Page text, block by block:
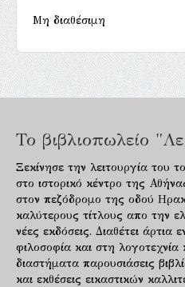
Μη διαθέσιμη
Το βιβλιοπωλείο
Ξεκίνησε την λειτουργία του
στο ιστορικό κέντρο της
στον πεζόδρομο της οδού
καλύτερους τίτλους απο την
νέες εκδόσεις. Διαθέτει
φιλοσοφία και στη
διαστήματα παρουσιάσεις
και εκθέσεις εικαστικών